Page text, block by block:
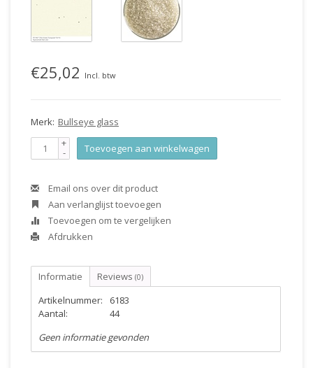
€25,02 Incl. btw
Merk: Bullseye glass
+
- Toevoegen aan winkelwagen
Email ons over dit product
Aan verlanglijst toevoegen
Toevoegen om te vergelijken
Afdrukken
Informatie Reviews (0)
Artikelnummer:
6183
Aantal:
44
Geen informatie gevonden